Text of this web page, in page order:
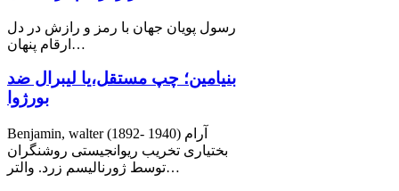
رسول پویان جهان با رمز و رازش در دل
ارقام پنهان…
بنیامین؛ چپ مستقل،یا لیبرال ضد
بورژوا
Benjamin, walter (1892- 1940) آرام
بختیاری تخریب ریوانجیستی روشنگران
توسط ژورنالیسم زرد. والتر…